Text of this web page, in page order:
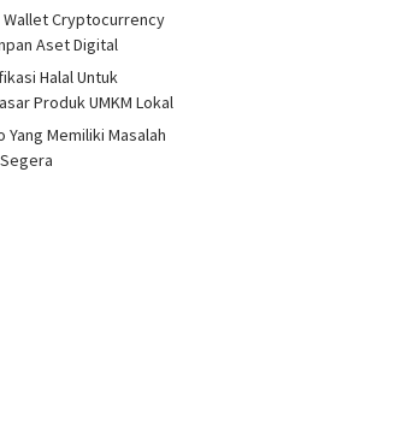
Wallet Cryptocurrency
Aset Digital
Halal Untuk
Produk UMKM Lokal
Memiliki Masalah